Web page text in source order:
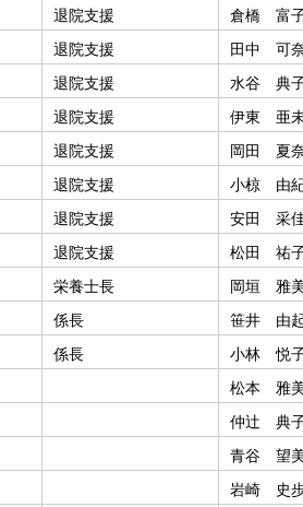
退院支援
倉橋 富
退院支援
田中 可
退院支援
水谷 典
退院支援
伊東 亜
退院支援
岡田 夏
退院支援
小椋 由
退院支援
安田 采
退院支援
松田 祐
栄養士長
岡垣 雅
係長
笹井 由
係長
小林 悦
松本 雅
仲辻 典
青谷 望
岩崎 史